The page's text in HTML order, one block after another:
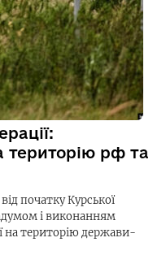
територію рф та
початку Курської
і виконанням
на територію держави-